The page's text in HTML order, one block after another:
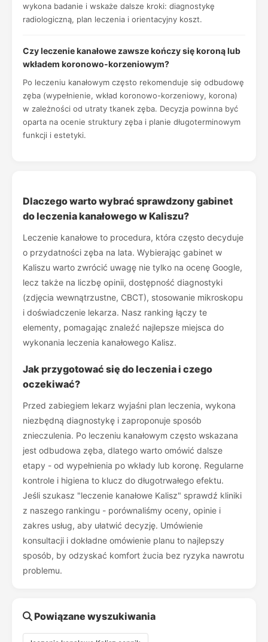
wykona badanie i wskaże dalsze kroki: diagnostykę
radiologiczną, plan leczenia i orientacyjny koszt.
Czy leczenie kanałowe zawsze kończy się koroną lub
wkładem koronowo-korzeniowym?
Po leczeniu kanałowym często rekomenduje się odbudowę
zęba (wypełnienie, wkład koronowo-korzeniowy, korona)
w zależności od utraty tkanek zęba. Decyzja powinna być
oparta na ocenie struktury zęba i planie długoterminowym
funkcji i estetyki.
Dlaczego warto wybrać sprawdzony gabinet
do leczenia kanałowego w Kaliszu?
Leczenie kanałowe to procedura, która często decyduje
o przydatności zęba na lata. Wybierając gabinet w
Kaliszu warto zwrócić uwagę nie tylko na ocenę Google,
lecz także na liczbę opinii, dostępność diagnostyki
(zdjęcia wewnątrzustne, CBCT), stosowanie mikroskopu
i doświadczenie lekarza. Nasz ranking łączy te
elementy, pomagając znaleźć najlepsze miejsca do
wykonania leczenia kanałowego Kalisz.
Jak przygotować się do leczenia i czego
oczekiwać?
Przed zabiegiem lekarz wyjaśni plan leczenia, wykona
niezbędną diagnostykę i zaproponuje sposób
znieczulenia. Po leczeniu kanałowym często wskazana
jest odbudowa zęba, dlatego warto omówić dalsze
etapy - od wypełnienia po wkłady lub koronę. Regularne
kontrole i higiena to klucz do długotrwałego efektu.
Jeśli szukasz "leczenie kanałowe Kalisz" sprawdź kliniki
z naszego rankingu - porównaliśmy oceny, opinie i
zakres usług, aby ułatwić decyzję. Umówienie
konsultacji i dokładne omówienie planu to najlepszy
sposób, by odzyskać komfort żucia bez ryzyka nawrotu
problemu.
Powiązane wyszukiwania